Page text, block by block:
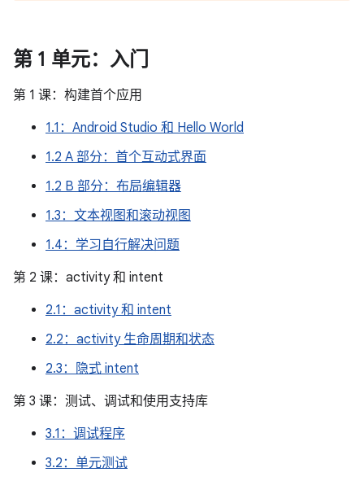
第 1 单元：入门
第 1 课：构建首个应用
1.1：Android Studio 和 Hello World
1.2 A 部分：首个互动式界面
1.2 B 部分：布局编辑器
1.3：文本视图和滚动视图
1.4：学习自行解决问题
第 2 课：activity 和 intent
2.1：activity 和 intent
2.2：activity 生命周期和状态
2.3：隐式 intent
第 3 课：测试、调试和使用支持库
3.1：调试程序
3.2：单元测试